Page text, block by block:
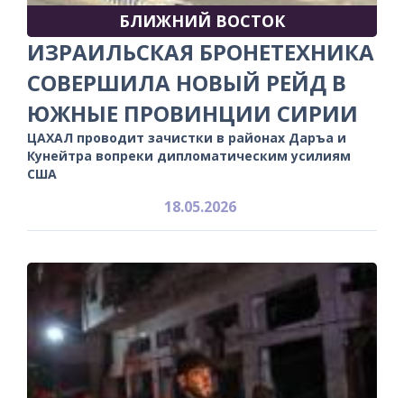
БЛИЖНИЙ ВОСТОК
ИЗРАИЛЬСКАЯ БРОНЕТЕХНИКА
СОВЕРШИЛА НОВЫЙ РЕЙД В
ЮЖНЫЕ ПРОВИНЦИИ СИРИИ
ЦАХАЛ проводит зачистки в районах Даръа и
Кунейтра вопреки дипломатическим усилиям
США
18.05.2026